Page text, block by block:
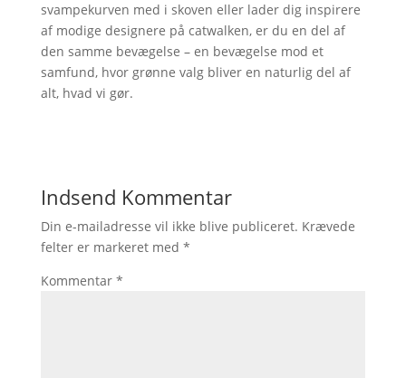
svampekurven med i skoven eller lader dig inspirere
af modige designere på catwalken, er du en del af
den samme bevægelse – en bevægelse mod et
samfund, hvor grønne valg bliver en naturlig del af
alt, hvad vi gør.
Indsend Kommentar
Din e-mailadresse vil ikke blive publiceret. Krævede
felter er markeret med *
Kommentar *